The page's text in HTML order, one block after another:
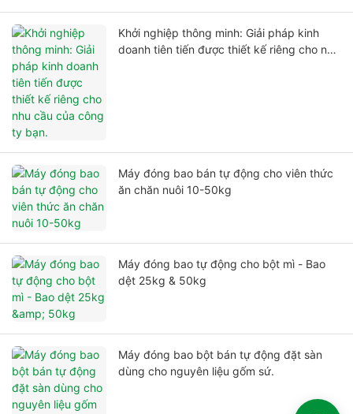
Khởi nghiệp thông minh: Giải pháp kinh
doanh tiên tiến được thiết kế riêng cho nhu
Máy đóng bao bán tự động cho viên thức
ăn chăn nuôi 10-50kg
Máy đóng bao tự động cho bột mì - Bao
dệt 25kg & 50kg
Máy đóng bao bột bán tự động đặt sàn
dùng cho nguyên liệu gốm sứ.